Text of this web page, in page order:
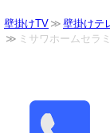
壁掛けTV 壁掛けテ
ミサワホームセラ